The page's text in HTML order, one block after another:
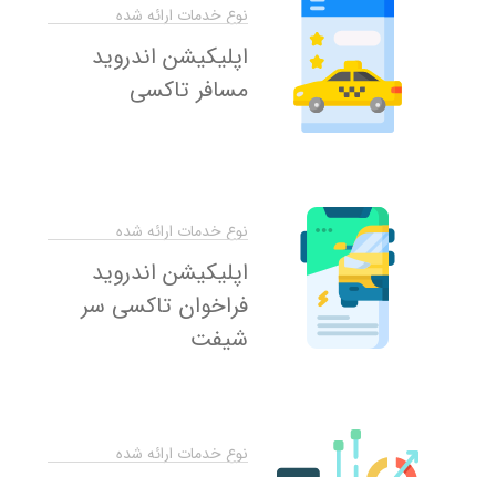
نوع خدمات ارائه شده
اپلیکیشن اندروید
مسافر تاکسی
نوع خدمات ارائه شده
اپلیکیشن اندروید
فراخوان تاکسی سر
شیفت
نوع خدمات ارائه شده